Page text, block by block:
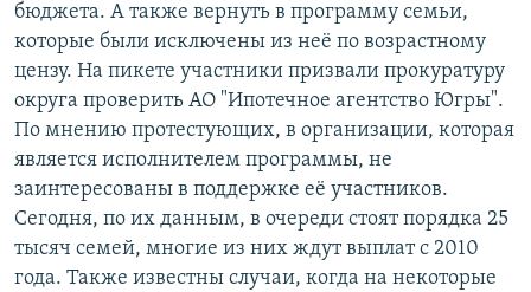
бюджета. А также вернуть в программу семьи,
которые были исключены из неё по возрастному
цензу. На пикете участники призвали прокуратуру
округа проверить АО "Ипотечное агентство Югры".
По мнению протестующих, в организации, которая
является исполнителем программы, не
заинтересованы в поддержке её участников.
Сегодня, по их данным, в очереди стоят порядка 25
тысяч семей, многие из них ждут выплат с 2010
года. Также известны случаи, когда на некоторые